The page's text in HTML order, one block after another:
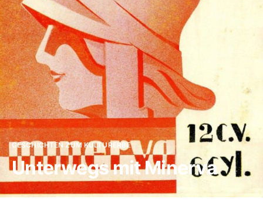
GESCHICHTEN ZUM KULTURERBE
Unterwegs mit Minerva